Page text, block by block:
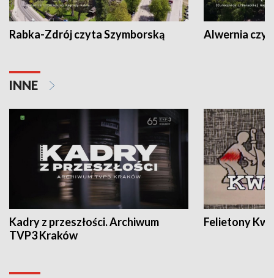
Rabka-Zdrój czyta Szymborską Alwernia
INNE
Kadry z przeszłości. Archiwum
TVP3 Kraków
Felietony